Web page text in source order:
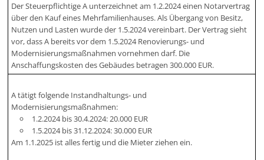
Der Steuerpflichtige A unterzeichnet am 1.2.2024 einen Notarvertrag
über den Kauf eines Mehrfamilienhauses. Als Übergang von Besitz,
Nutzen und Lasten wurde der 1.5.2024 vereinbart. Der Vertrag sieht
vor, dass A bereits vor dem 1.5.2024 Renovierungs- und
Modernisierungsmaßnahmen vornehmen darf. Die
Anschaffungskosten des Gebäudes betragen 300.000 EUR.
A tätigt folgende Instandhaltungs- und
Modernisierungsmaßnahmen:
1.2.2024 bis 30.4.2024: 20.000 EUR
1.5.2024 bis 31.12.2024: 30.000 EUR
Am 1.1.2025 ist alles fertig und die Mieter ziehen ein.